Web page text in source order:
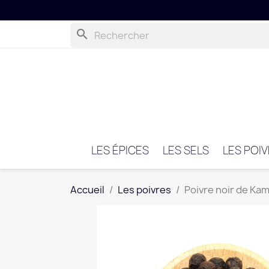
search
LES ÉPICES LES SELS LES
Accueil Les poivres Poivre noir de